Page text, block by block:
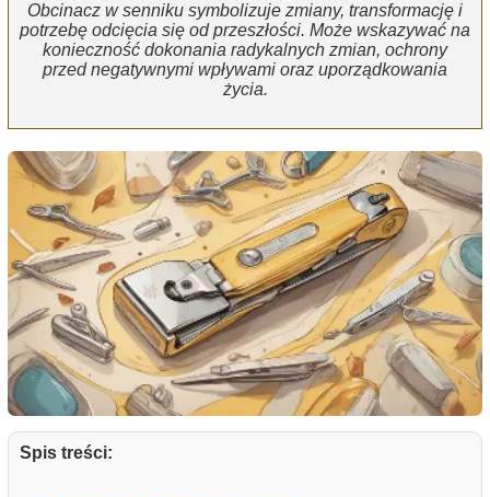
Obcinacz w senniku symbolizuje zmiany, transformację i
potrzebę odcięcia się od przeszłości. Może wskazywać na
konieczność dokonania radykalnych zmian, ochrony
przed negatywnymi wpływami oraz uporządkowania
życia.
Spis treści: